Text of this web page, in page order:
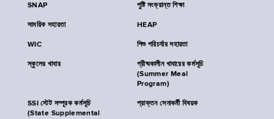
SNAP পুষ্টি সংক্রান্ত শিক্ষা
সাময়িক সহায়তা HEAP
WIC শিশু পরিচর্যার সহায়তা
স্কুলের খাবার
গ্রীষ্মকালীন খাবারের কর্মসূচি
(Summer Meal
Program)
SSI স্টেট সম্পূরক কর্মসূচি
(State Supplemental
প্রাক্তন সেনাকর্মী বিষয়ক